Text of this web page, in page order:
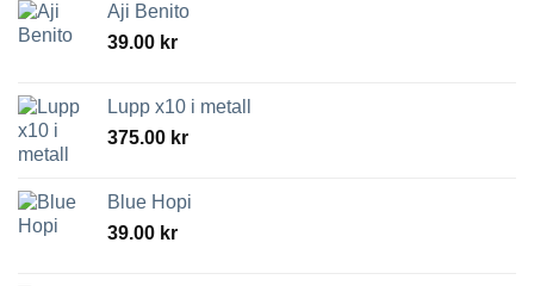
Aji Benito
39.00 kr
Lupp x10 i metall
375.00 kr
Blue Hopi
39.00 kr